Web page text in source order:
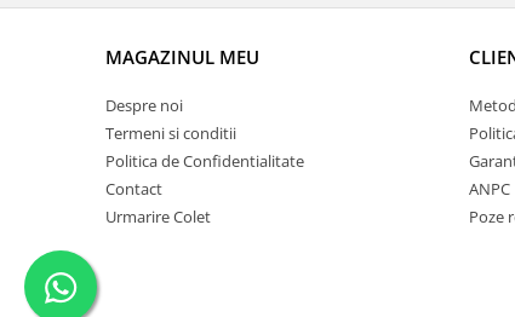
MAGAZINUL MEU
Despre noi
Termeni si conditii
Politica de Confidentialitate
Contact
Urmarire Colet
ANPC
Poze